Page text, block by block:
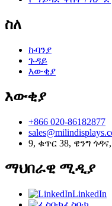
ስለ
ኩባንያ
ጉዳይ
እውቂያ
እውቂያ
+866 020-86182877
9, ቁጥር 38, ዌንግ
ማህበራዊ ሚዲያ
LinkedIn